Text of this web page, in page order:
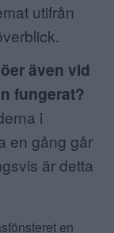
utifrån
även vid
fungerat?
i
en gång går
är detta